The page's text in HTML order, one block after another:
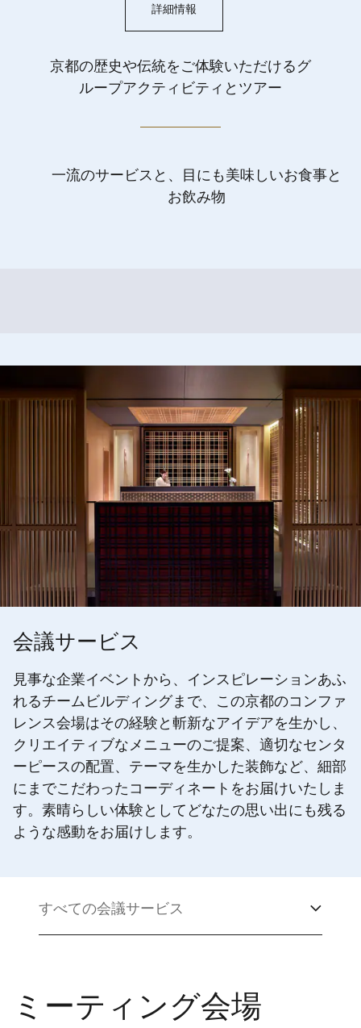
詳細情報
京都の歴史や伝統をご体験いただけるグ
ループアクティビティとツアー
一流のサービスと、目にも美味しいお食事と
お飲み物
会議サービス
見事な企業イベントから、インスピレーションあふ
れるチームビルディングまで、この京都のコンファ
レンス会場はその経験と斬新なアイデアを生かし、
クリエイティブなメニューのご提案、適切なセンタ
ーピースの配置、テーマを生かした装飾など、細部
にまでこだわったコーディネートをお届けいたしま
す。素晴らしい体験としてどなたの思い出にも残る
ような感動をお届けします。
すべての会議サービス
ミーティング会場